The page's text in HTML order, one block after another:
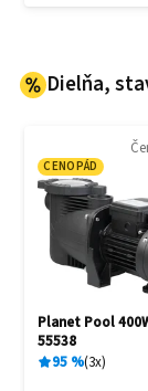
Dielňa,
CENOPÁD
Planet Pool
55538
95% 3x